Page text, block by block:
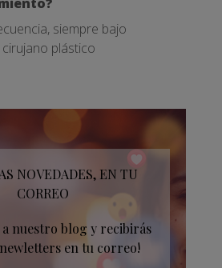
siempre bajo
plástico
NOVEDADES, EN TU
CORREO
a nuestro blog y recibirás
en tu correo!